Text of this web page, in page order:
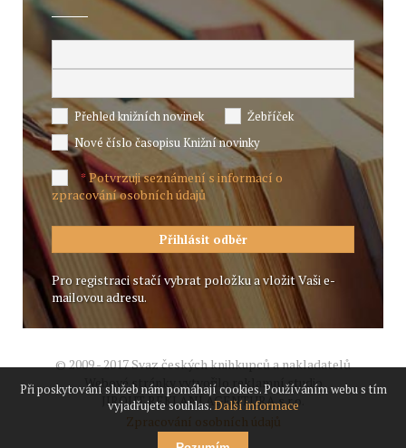
Přehled knižních novinek
Žebříček
Nové číslo časopisu Knižní novinky
*Potvrzuji seznámení s informací o
zpracování osobních údajů
Pro registraci stačí vybrat položku a vložit Vaši e-
mailovou adresu.
© 2009 - 2017 Svaz českých knihkupců a nakladatelů
Webové stránky vytvořilo reklamní studio
JIROUT REKLANÍ AGENTURA s.r.o.
Zpracování osobních údajů
Při poskytování služeb nám pomáhají cookies. Používáním webu s tím
vyjadřujete souhlas.Další informace